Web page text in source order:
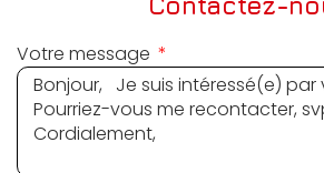
Votre message